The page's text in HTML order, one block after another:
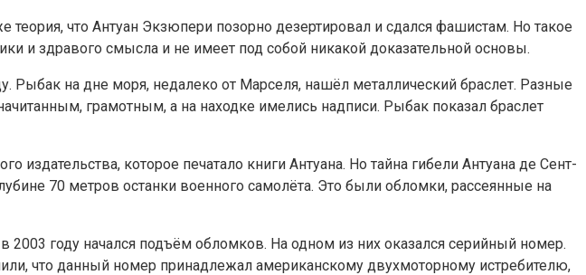
что Антуан Экзюпери позорно дезертировал и сдался фашистам. Но такое
и здравого смысла и не имеет под собой никакой доказательной основы.
на дне моря, недалеко от Марселя, нашёл металлический браслет. Разные
грамотным, а на находке имелись надписи. Рыбак показал браслет
издательства, которое печатало книги Антуана. Но тайна гибели Антуана де Сент-
70 метров останки военного самолёта. Это были обломки, рассеянные на
году начался подъём обломков. На одном из них оказался серийный номер.
что данный номер принадлежал американскому двухмоторному истребителю,